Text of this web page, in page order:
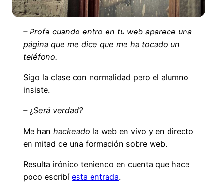
– Profe cuando entro en tu web aparece una
página que me dice que me ha tocado un
teléfono.
Sigo la clase con normalidad pero el alumno
insiste.
– ¿Será verdad?
Me han hackeado la web en vivo y en directo
en mitad de una formación sobre web.
Resulta irónico teniendo en cuenta que hace
poco escribí esta entrada.